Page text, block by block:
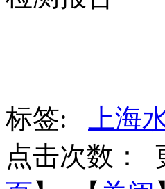
标签: 上海
点击次数：